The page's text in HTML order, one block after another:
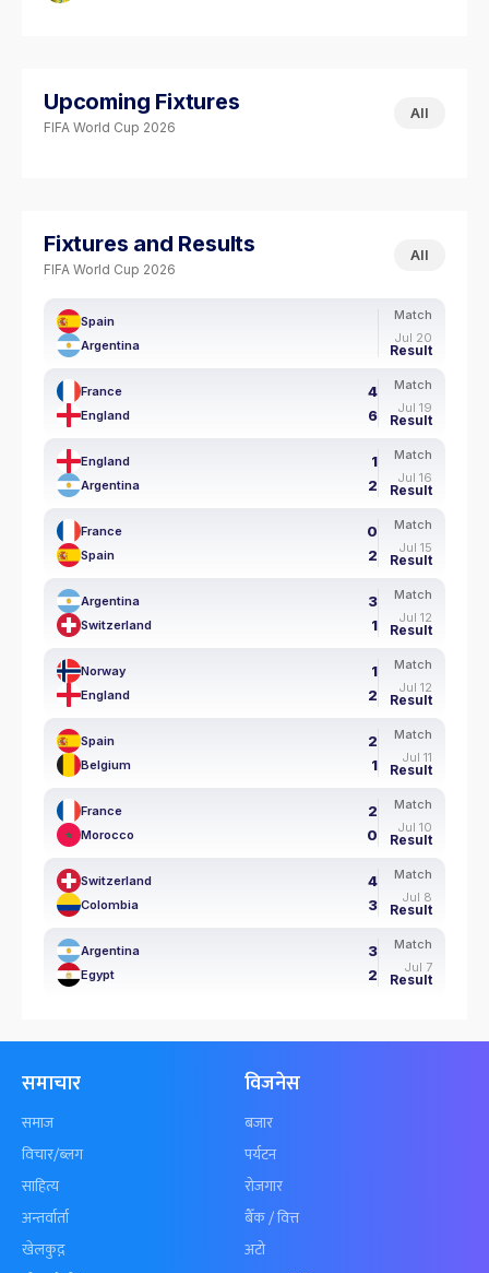
Upcoming Fixtures
FIFA World Cup 2026
All
Fixtures and Results
FIFA World Cup 2026
All
Spain
Argentina
Match
Jul 20
Result
France 4
England 6
Match
Jul 19
Result
England 1
Argentina 2
Match
Jul 16
Result
France 0
Spain 2
Match
Jul 15
Result
Argentina 3
Switzerland 1
Match
Jul 12
Result
Norway 1
England 2
Match
Jul 12
Result
Spain 2
Belgium 1
Match
Jul 11
Result
France 2
Morocco 0
Match
Jul 10
Result
Switzerland 4
Colombia 3
Match
Jul 8
Result
Argentina 3
Egypt 2
Match
Jul 7
Result
समाचार
समाज
विचार/ब्लग
साहित्य
अन्तर्वार्ता
खेलकुद़़
विजनेस
बजार
पर्यटन
रोजगार
बैँक / वित्त
अटो